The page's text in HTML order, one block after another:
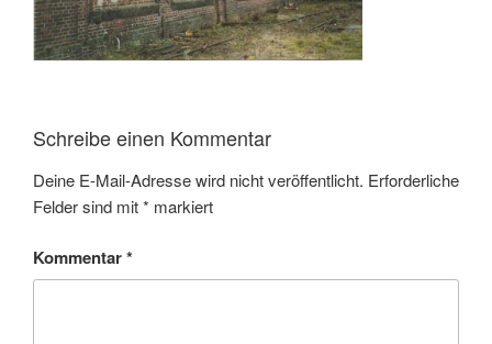
Schreibe einen Kommentar
Deine E-Mail-Adresse wird nicht veröffentlicht. Erforderliche
Felder sind mit* markiert
Kommentar*